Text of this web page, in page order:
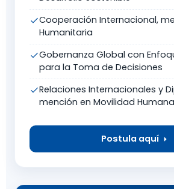
Cooperación Internacional,
Humanitaria
Gobernanza Global con
para la Toma de Decisiones
Relaciones Internacionales y
mención en Movilidad Humana
Postula aquí